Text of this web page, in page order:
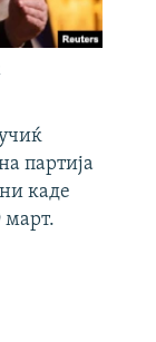
партија
каде
март.